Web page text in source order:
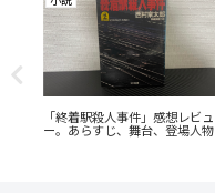
「終着駅殺人事件」感想レビュ
ー。あらすじ、舞台、登場人物